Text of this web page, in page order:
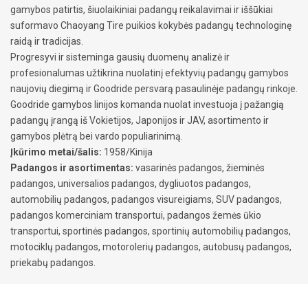
gamybos patirtis, šiuolaikiniai padangų reikalavimai ir iššūkiai
suformavo Chaoyang Tire puikios kokybės padangų technologinę
raidą ir tradicijas.
Progresyvi ir sisteminga gausių duomenų analizė ir
profesionalumas užtikrina nuolatinį efektyvių padangų gamybos
naujovių diegimą ir Goodride persvarą pasaulinėje padangų rinkoje.
Goodride gamybos linijos komanda nuolat investuoja į pažangią
padangų įrangą iš Vokietijos, Japonijos ir JAV, asortimento ir
gamybos plėtrą bei vardo populiarinimą.
Įkūrimo metai/šalis: 1958/Kinija
Padangos ir asortimentas: vasarinės padangos, žieminės
padangos, universalios padangos, dygliuotos padangos,
automobilių padangos, padangos visureigiams, SUV padangos,
padangos komerciniam transportui, padangos žemės ūkio
transportui, sportinės padangos, sportinių automobilių padangos,
motociklų padangos, motorolerių padangos, autobusų padangos,
priekabų padangos.